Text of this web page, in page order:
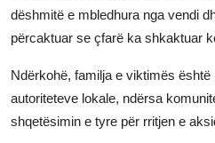
dëshmitë e mbledhura nga vendi
përcaktuar se çfarë ka shkaktuar
Ndërkohë, familja e viktimës
autoriteteve lokale, ndërsa
shqetësimin e tyre për rritjen e